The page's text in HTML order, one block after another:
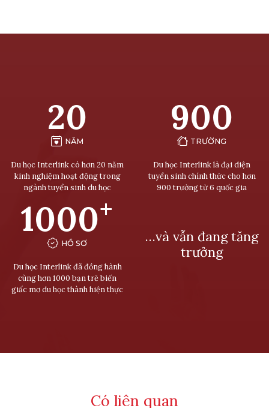
20
NĂM
Du học Interlink có hơn 20 năm
kinh nghiệm hoạt động trong
ngành tuyển sinh du học
900
TRƯỜNG
Du học Interlink là đại diện
tuyển sinh chính thức cho hơn
900 trường từ 6 quốc gia
1000+
HỒ SƠ
Du học Interlink đã đồng hành
cùng hơn 1000 bạn trẻ biến
giấc mơ du học thành hiện thực
…và vẫn đang tăng
trưởng
Có liên quan